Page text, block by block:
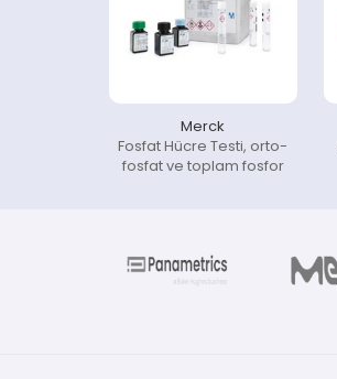
Merck
Fosfat Hücre Testi, orto-
fosfat ve toplam fosfor